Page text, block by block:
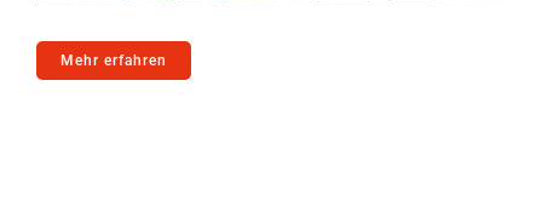
Mehr erfahren